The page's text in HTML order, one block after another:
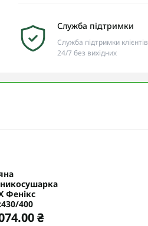
Служба підтримки
Служба підтримки клієнтів
24/7 без вихідних
Фенікс
400
₴